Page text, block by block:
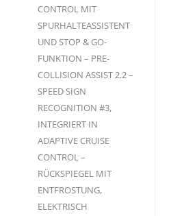
CONTROL MIT
SPURHALTEASSISTENT
UND STOP & GO-
FUNKTION – PRE-
COLLISION ASSIST 2.2 –
SPEED SIGN
RECOGNITION #3,
INTEGRIERT IN
ADAPTIVE CRUISE
CONTROL –
RÜCKSPIEGEL MIT
ENTFROSTUNG,
ELEKTRISCH